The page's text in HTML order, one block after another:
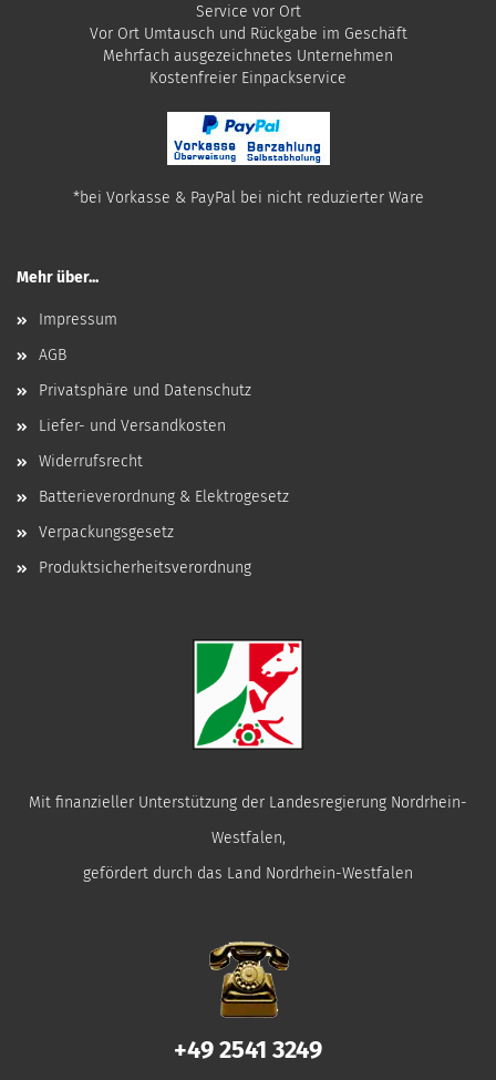
Service vor Ort
Vor Ort Umtausch und Rückgabe im Geschäft
Mehrfach ausgezeichnetes Unternehmen
​Kostenfreier Einpackservice
*bei Vorkasse & PayPal bei nicht reduzierter Ware
Mehr über...
Impressum
AGB
Privatsphäre und Datenschutz
Liefer- und Versandkosten
Widerrufsrecht
Batterieverordnung & Elektrogesetz
Verpackungsgesetz
Produktsicherheitsverordnung
Mit finanzieller Unterstützung der Landesregierung Nordrhein-
Westfalen,
gefördert durch das Land Nordrhein-Westfalen
+49 2541 3249